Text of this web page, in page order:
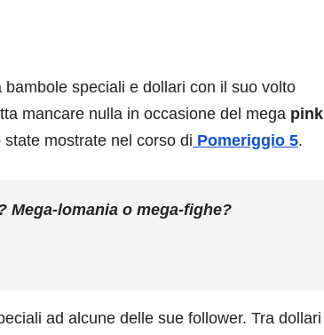
bambole speciali e dollari con il suo volto
mancare nulla in occasione del mega pink
mostrate nel corso di Pomeriggio 5.
Mega-lomania o mega-fighe?
ad alcune delle sue follower. Tra dollari